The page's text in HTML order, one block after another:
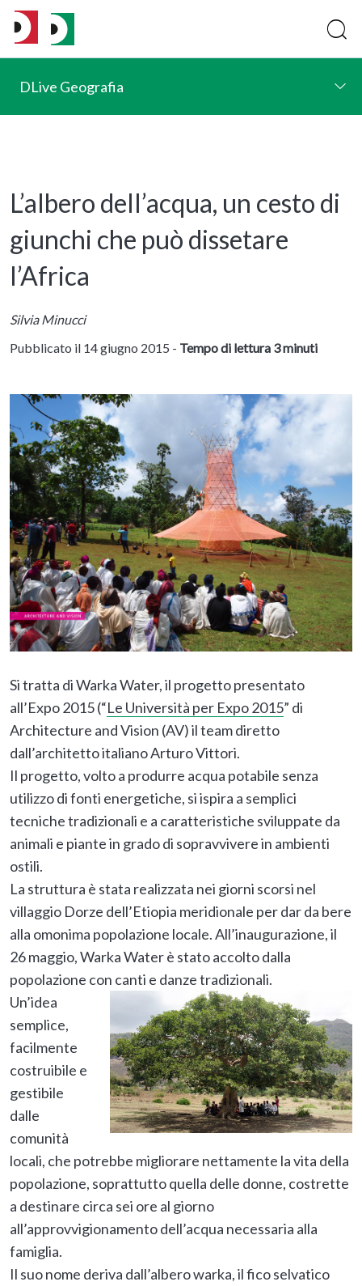
DLive Geografia
L’albero dell’acqua, un cesto di
giunchi che può dissetare
l’Africa
Silvia Minucci
Pubblicato il 14 giugno 2015 - Tempo di lettura 3 minuti
Si tratta di Warka Water, il progetto presentato
all’Expo 2015 (“Le Università per Expo 2015” di
Architecture and Vision (AV) il team diretto
dall’architetto italiano Arturo Vittori.
Il progetto, volto a produrre acqua potabile senza
utilizzo di fonti energetiche, si ispira a semplici
tecniche tradizionali e a caratteristiche sviluppate da
animali e piante in grado di sopravvivere in ambienti
ostili.
La struttura è stata realizzata nei giorni scorsi nel
villaggio Dorze dell’Etiopia meridionale per dar da bere
alla omonima popolazione locale. All’inaugurazione, il
26 maggio, Warka Water è stato accolto dalla
popolazione con canti e danze tradizionali.
Un’idea
semplice,
facilmente
costruibile e
gestibile
dalle
comunità
locali, che potrebbe migliorare nettamente la vita della
popolazione, soprattutto quella delle donne, costrette
a destinare circa sei ore al giorno
all’approvvigionamento dell’acqua necessaria alla
famiglia.
Il suo nome deriva dall’albero warka, il fico selvatico